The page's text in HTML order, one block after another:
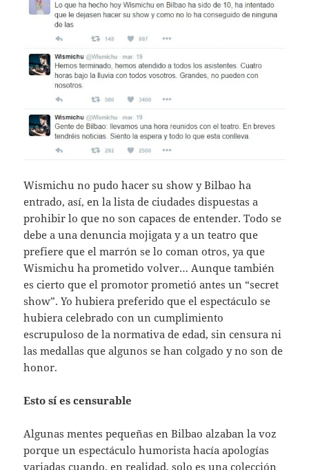
Wismichu no pudo hacer su show y Bilbao ha
entrado, así, en la lista de ciudades dispuestas a
prohibir lo que no son capaces de entender. Todo se
debe a una denuncia mojigata y a un teatro que
prefiere que el marrón se lo coman otros, ya que
Wismichu ha prometido volver… Aunque también
es cierto que el promotor prometió antes un “secret
show”. Yo hubiera preferido que el espectáculo se
hubiera celebrado con un cumplimiento
escrupuloso de la normativa de edad, sin censura ni
las medallas que algunos se han colgado y no son de
honor.
Esto sí es censurable
Algunas mentes pequeñas en Bilbao alzaban la voz
porque un espectáculo humorista hacía apologías
variadas cuando, en realidad, solo es una colección